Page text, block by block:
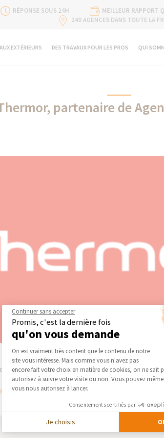
RÉPONSE SOUS 24H MEILLEUR RAPPORT
240 AGENCES DANS TOUTE LA
EXTÉRIEURS DES TRAVAUX POUR LES PROS QUI
partenaire de
groupe Atlantic, spécialisée dans la
en chauffage et en production d’eau
— Chauffage et Ventilation
Continuer sans accepter
Promis, c'est la dernière fois
qu'on vous demande
Plateforme de Gestion du
On est vraiment très content que le contenu de notre
site vous intéresse. Mais comme vous n'avez pas
encore fait votre choix en matière de cookies, on ne sait
autorisez à suivre votre visite ou non. Vous pouvez
vous nous autorisez à lancer.
Consentements certifiés par
Je choisis
Axeptio consent